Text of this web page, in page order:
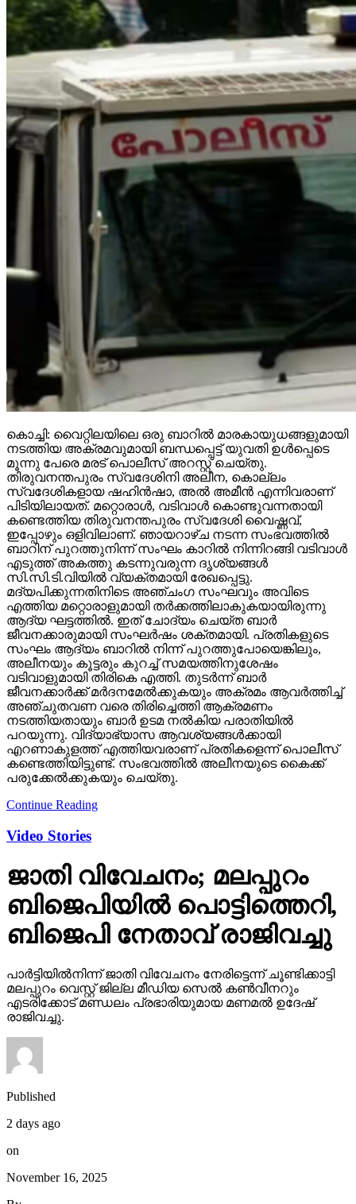
കൊച്ചി: വൈറ്റിലയിലെ ഒരു ബാറില്‍ മാരകായുധങ്ങളുമായി
നടത്തിയ അക്രമവുമായി ബന്ധപ്പെട്ട് യുവതി ഉള്‍പ്പെടെ
മൂന്നു പേരെ മരട് പൊലീസ് അറസ്റ്റ് ചെയ്തു.
തിരുവനന്തപുരം സ്വദേശിനി അലീന, കൊല്ലം
സ്വദേശികളായ ഷഹിന്‍ഷാ, അല്‍ അമീന്‍ എന്നിവരാണ്
പിടിയിലായത്. മറ്റൊരാള്‍, വടിവാള്‍ കൊണ്ടുവന്നതായി
കണ്ടെത്തിയ തിരുവനന്തപുരം സ്വദേശി വൈഷ്ണവ്,
ഇപ്പോഴും ഒളിവിലാണ്. ഞായറാഴ്ച നടന്ന സംഭവത്തില്‍
ബാറിന് പുറത്തുനിന്ന് സംഘം കാറില്‍ നിന്നിറങ്ങി വടിവാള്‍
എടുത്ത് അകത്തു കടന്നുവരുന്ന ദൃശ്യങ്ങള്‍
സി.സി.ടി.വിയില്‍ വ്യക്തമായി രേഖപ്പെട്ടു.
മദ്യപിക്കുന്നതിനിടെ അഞ്ചംഗ സംഘവും അവിടെ
എത്തിയ മറ്റൊരാളുമായി തര്‍ക്കത്തിലാകുകയായിരുന്നു
ആദ്യ ഘട്ടത്തില്‍. ഇത് ചോദ്യം ചെയ്ത ബാര്‍
ജീവനക്കാരുമായി സംഘര്‍ഷം ശക്തമായി. പ്രതികളുടെ
സംഘം ആദ്യം ബാറില്‍ നിന്ന് പുറത്തുപോയെങ്കിലും,
അലീനയും കൂട്ടരും കുറച്ച് സമയത്തിനുശേഷം
വടിവാളുമായി തിരികെ എത്തി. തുടര്‍ന്ന് ബാര്‍
ജീവനക്കാര്‍ക്ക് മര്‍ദനമേല്‍ക്കുകയും അക്രമം ആവര്‍ത്തിച്ച്
അഞ്ചുതവണ വരെ തിരിച്ചെത്തി ആക്രമണം
നടത്തിയതായും ബാര്‍ ഉടമ നല്‍കിയ പരാതിയില്‍
പറയുന്നു. വിദ്യാഭ്യാസ ആവശ്യങ്ങള്‍ക്കായി
എറണാകുളത്ത് എത്തിയവരാണ് പ്രതികളെന്ന് പൊലീസ്
കണ്ടെത്തിയിട്ടുണ്ട്. സംഭവത്തില്‍ അലീനയുടെ കൈക്ക്
പരുക്കേല്‍ക്കുകയും ചെയ്തു.
Continue Reading
Video Stories
ജാതി വിവേചനം; മലപ്പുറം
ബിജെപിയില്‍ പൊട്ടിത്തെറി,
ബിജെപി നേതാവ് രാജിവച്ചു
പാര്‍ട്ടിയില്‍നിന്ന് ജാതി വിവേചനം നേരിട്ടെന്ന് ചൂണ്ടിക്കാട്ടി
മലപ്പുറം വെസ്റ്റ് ജില്ല മീഡിയ സെല്‍ കണ്‍വീനറും
എടരിക്കോട് മണ്ഡലം പ്രഭാരിയുമായ മണമല്‍ ഉദേഷ്
രാജിവച്ചു.
Published
2 days ago
on
November 16, 2025